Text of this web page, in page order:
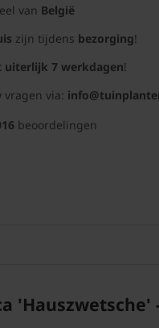
van België
zijn tijdens bezorging!
uiterlijk 7 werkdagen!
vragen via:
beoordelingen
'Hauszwetsche'